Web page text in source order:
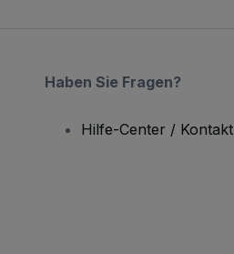
Haben Sie Fragen?
Hilfe-Center / Kontakt